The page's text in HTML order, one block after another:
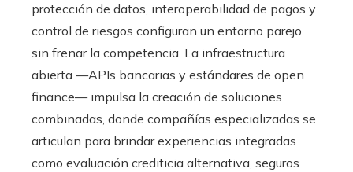
protección de datos, interoperabilidad de pagos y
control de riesgos configuran un entorno parejo
sin frenar la competencia. La infraestructura
abierta —APIs bancarias y estándares de open
finance— impulsa la creación de soluciones
combinadas, donde compañías especializadas se
articulan para brindar experiencias integradas
como evaluación crediticia alternativa, seguros